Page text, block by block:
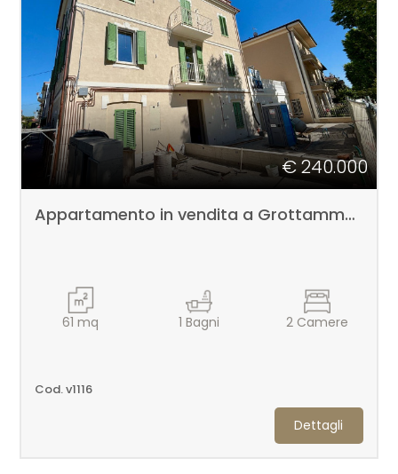
€ 240.000
Appartamento in vendita a Grottammare
61 mq 1 Bagni 2 Camere
Cod. v1116
Dettagli